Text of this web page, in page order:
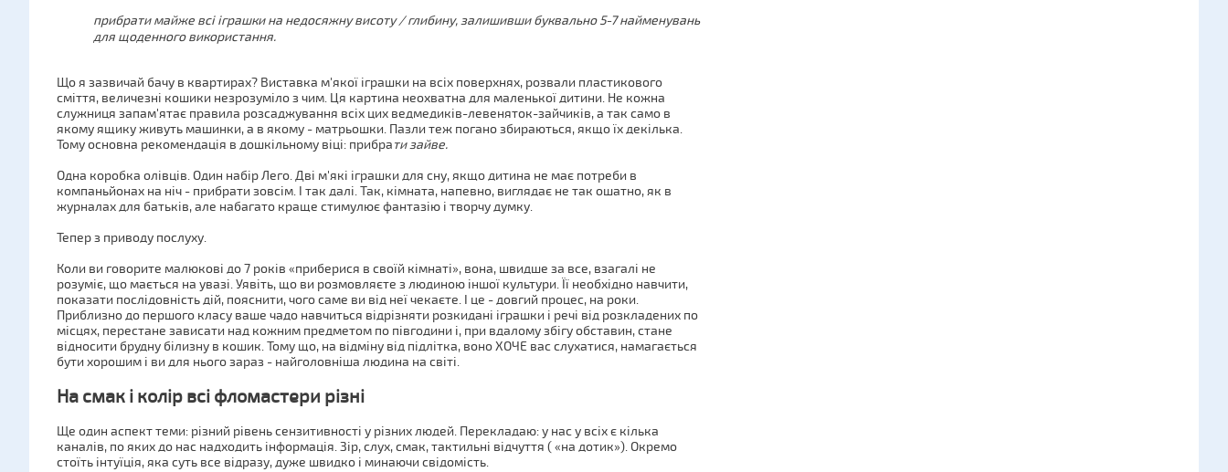
прибрати майже всі іграшки на недосяжну висоту / глибину, залишивши буквально 5-7 найменувань
для щоденного використання.
Що я зазвичай бачу в квартирах? Виставка м'якої іграшки на всіх поверхнях, розвали пластикового
сміття, величезні кошики незрозуміло з чим. Ця картина неохватна для маленької дитини. Не кожна
служниця запам'ятає правила розсаджування всіх цих ведмедиків-левеняток-зайчиків, а так само в
якому ящику живуть машинки, а в якому - матрьошки. Пазли теж погано збираються, якщо їх декілька.
Тому основна рекомендація в дошкільному віці: прибрати зайве.
Одна коробка олівців. Один набір Лего. Дві м'які іграшки для сну, якщо дитина не має потреби в
компаньйонах на ніч - прибрати зовсім. І так далі. Так, кімната, напевно, виглядає не так ошатно, як в
журналах для батьків, але набагато краще стимулює фантазію і творчу думку.
Тепер з приводу послуху.
Коли ви говорите малюкові до 7 років «приберися в своїй кімнаті», вона, швидше за все, взагалі не
розуміє, що мається на увазі. Уявіть, що ви розмовляєте з людиною іншої культури. Її необхідно навчити,
показати послідовність дій, пояснити, чого саме ви від неї чекаєте. І це - довгий процес, на роки.
Приблизно до першого класу ваше чадо навчиться відрізняти розкидані іграшки і речі від розкладених по
місцях, перестане зависати над кожним предметом по півгодини і, при вдалому збігу обставин, стане
відносити брудну білизну в кошик. Тому що, на відміну від підлітка, воно ХОЧЕ вас слухатися, намагається
бути хорошим і ви для нього зараз - найголовніша людина на світі.
На смак і колір всі фломастери різні
Ще один аспект теми: різний рівень сензитивності у різних людей. Перекладаю: у нас у всіх є кілька
каналів, по яких до нас надходить інформація. Зір, слух, смак, тактильні відчуття ( «на дотик»). Окремо
стоїть інтуїція, яка суть все відразу, дуже швидко і минаючи свідомість.